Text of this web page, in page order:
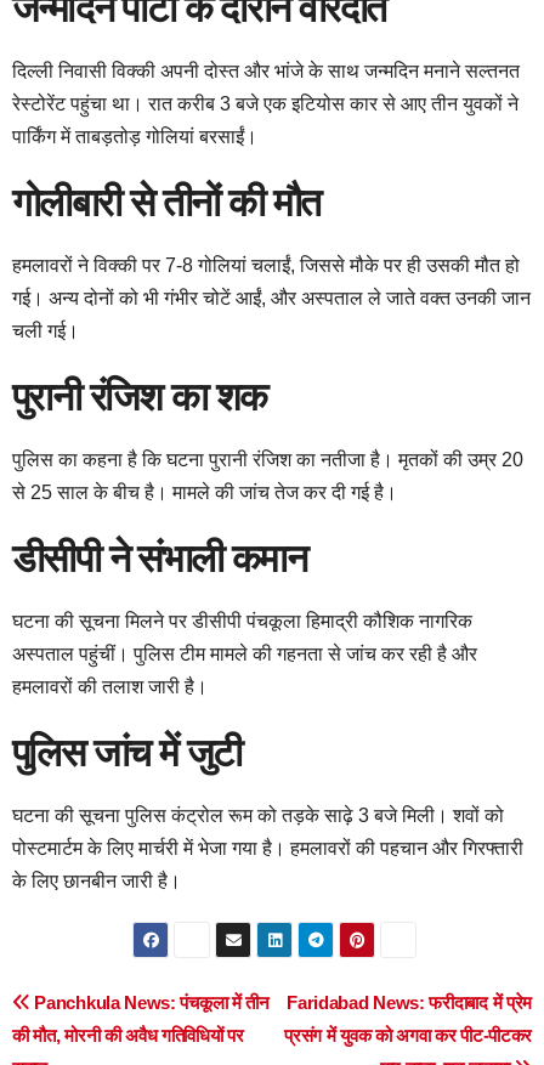
दिल्ली निवासी विक्की अपनी दोस्त और भांजे के साथ जन्मदिन मनाने सल्तनत
रेस्टोरेंट पहुंचा था। रात करीब 3 बजे एक इटियोस कार से आए तीन युवकों ने
पार्किंग में ताबड़तोड़ गोलियां बरसाईं।
गोलीबारी से तीनों की मौत
हमलावरों ने विक्की पर 7-8 गोलियां चलाईं, जिससे मौके पर ही उसकी मौत हो
गई। अन्य दोनों को भी गंभीर चोटें आईं, और अस्पताल ले जाते वक्त उनकी जान
चली गई।
पुरानी रंजिश का शक
पुलिस का कहना है कि घटना पुरानी रंजिश का नतीजा है। मृतकों की उम्र 20
से 25 साल के बीच है। मामले की जांच तेज कर दी गई है।
डीसीपी ने संभाली कमान
घटना की सूचना मिलने पर डीसीपी पंचकूला हिमाद्री कौशिक नागरिक
अस्पताल पहुंचीं। पुलिस टीम मामले की गहनता से जांच कर रही है और
हमलावरों की तलाश जारी है।
पुलिस जांच में जुटी
घटना की सूचना पुलिस कंट्रोल रूम को तड़के साढ़े 3 बजे मिली। शवों को
पोस्टमार्टम के लिए मार्चरी में भेजा गया है। हमलावरों की पहचान और गिरफ्तारी
के लिए छानबीन जारी है।
Post
Faridabad News: फरीदाबाद में प्रेम
प्रसंग में युवक को अगवा कर पीट-पीटकर
Panchkula News: पंचकूला में तीन
की मौत, मोरनी की अवैध गतिविधियों पर